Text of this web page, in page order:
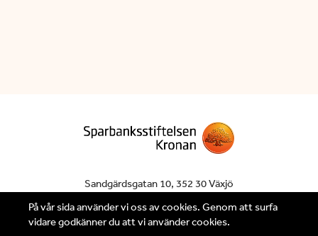
Sandgärdsgatan 10, 352 30 Växjö
På vår sida använder vi oss av cookies. Genom att surfa
vidare godkänner du att vi använder cookies.